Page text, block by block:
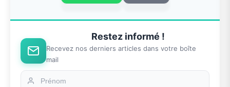
Restez informé !
Recevez nos derniers articles dans votre boîte
mail